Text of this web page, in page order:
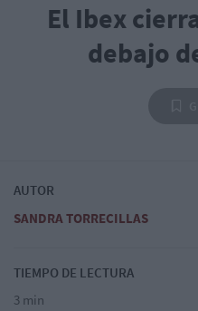
El Ibex
debajo
AUTOR
SANDRA TORRECILLAS
TIEMPO DE LECTURA
3 min